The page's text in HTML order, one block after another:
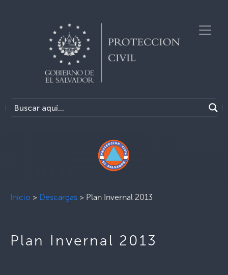
Inicio > Descargas > Plan Invernal 2013
Plan Invernal 2013